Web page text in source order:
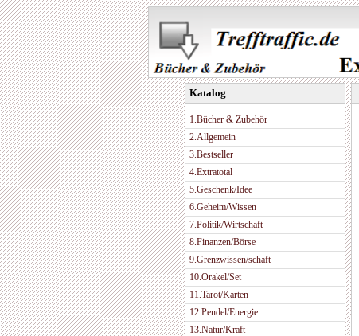
Katalog
1.Bücher & Zubehör
2.Allgemein
3.Bestseller
4.Extratotal
5.Geschenk/Idee
6.Geheim/Wissen
7.Politik/Wirtschaft
8.Finanzen/Börse
9.Grenzwissen/schaft
10.Orakel/Set
11.Tarot/Karten
12.Pendel/Energie
13.Natur/Kraft